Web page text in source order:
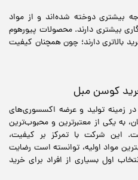
بیشتری دوخته شده‌اند و از مواد
بیشتری دارند. محصولات پیورهوم
بالاتری دارند؛ چون همچنان کیفیت
کوسن مبل
زمینه تولید و عرضه اکسسوری‌های
به یکی از معتبرترین و محبوب‌ترین
این شرکت با تمرکز بر کیفیت،
مواد اولیه، توانسته است رضایت
اول بسیاری از افراد برای خرید